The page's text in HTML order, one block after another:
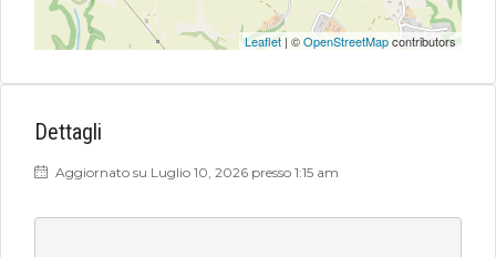
Leaflet | ©OpenStreetMapcontributors
Dettagli
Aggiornato su Luglio 10, 2026 presso 1:15 am